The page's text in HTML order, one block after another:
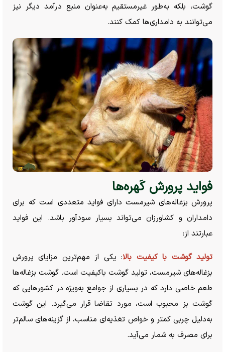
گوشت، بلکه به‌طور غیرمستقیم به‌عنوان منبع درآمد دیگر نیز
می‌توانند به دامداری‌ها کمک کنند.
فواید پرورش کَهره‌ها
پرورش بزغاله‌های شیرمست دارای فواید متعددی است که برای
دامداران و کشاورزان می‌تواند بسیار سودآور باشد. این فواید
عبارتند از:
تولید گوشت با کیفیت بالا: یکی از مهم‌ترین مزایای پرورش
بزغاله‌های شیرمست، تولید گوشت باکیفیت است. گوشت بزغاله‌ها
طعم خاصی دارد که در بسیاری از جوامع به‌ویژه در کشور‌هایی که
گوشت بز محبوب است، مورد تقاضا قرار می‌گیرد. این گوشت
به‌دلیل چربی کمتر و خواص تغذیه‌ای مناسب، از گزینه‌های سالم‌تر
برای مصرف به شمار می‌آید.